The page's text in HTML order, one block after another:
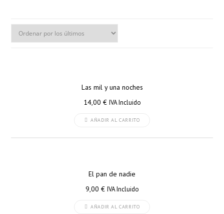
Las mil y una noches
14,00 € IVA Incluido
AÑADIR AL CARRITO
El pan de nadie
9,00 € IVA Incluido
AÑADIR AL CARRITO